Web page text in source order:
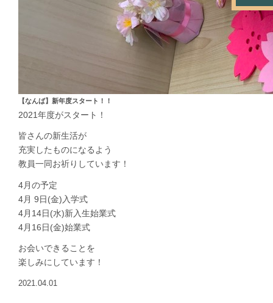
【なんば】新年度スタート！！
2021年度がスタート！
皆さんの新生活が
充実したものになるよう
教員一同お祈りしています！
4月の予定
4月 9日(金)入学式
4月14日(水)新入生始業式
4月16日(金)始業式
お会いできることを
楽しみにしています！
2021.04.01